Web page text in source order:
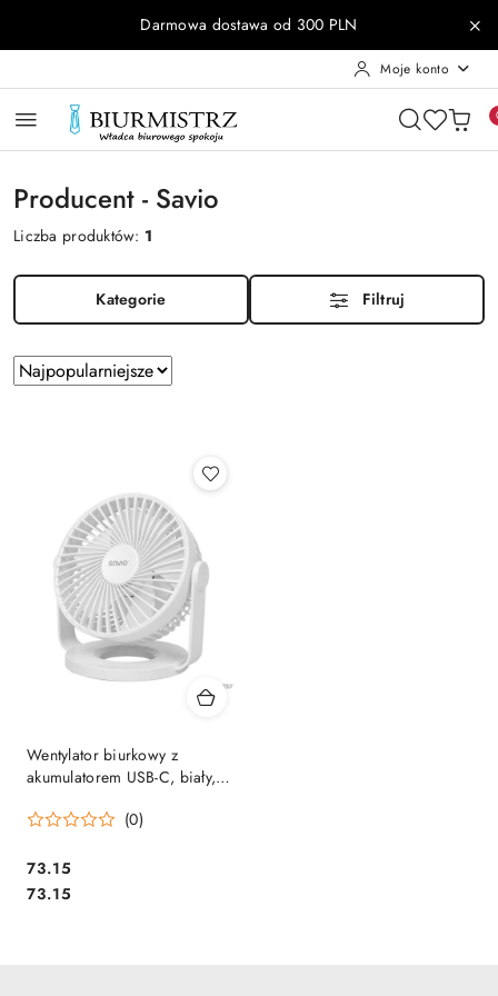
Przejdź do treści głównej
Przejdź do wyszukiwarki
Przejdź do moje konto
Przejdź do menu głównego
Przejdź do stopkiDarmowa dostawa od 300 PLN
Moje konto
Producent - Savio
Liczba produktów: 1
Kategorie Filtruj
Zastosowano
sortowanie:
Sortuj
według
Wentylator biurkowy z
akumulatorem USB-C, biały,
(0)
Cena:
73.15
Cena:
73.15